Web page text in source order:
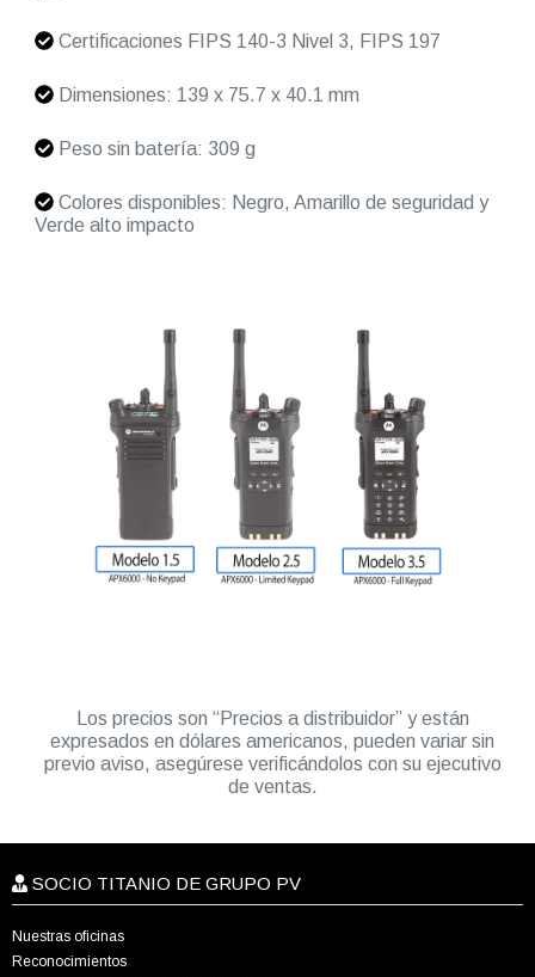
Certificaciones FIPS 140-3 Nivel 3, FIPS 197
Dimensiones: 139 x 75.7 x 40.1 mm
Peso sin batería: 309 g
Colores disponibles: Negro, Amarillo de seguridad y
Verde alto impacto
Los precios son “Precios a distribuidor” y están
expresados en dólares americanos, pueden variar sin
previo aviso, asegúrese verificándolos con su ejecutivo
de ventas.
SOCIO TITANIO DE GRUPO PV
Nuestras oficinas
Reconocimientos